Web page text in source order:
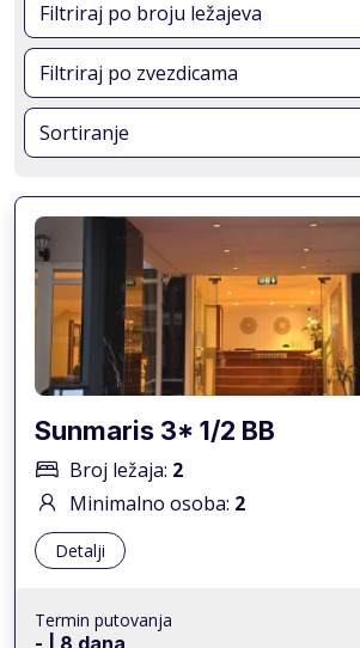
mogućnostima za istraživanje, zabavu
Sunmaris 3* 1/2 BB
Broj ležaja: 2
Minimalno osoba: 2
Detalji
Termin putovanja
- | 8 dana